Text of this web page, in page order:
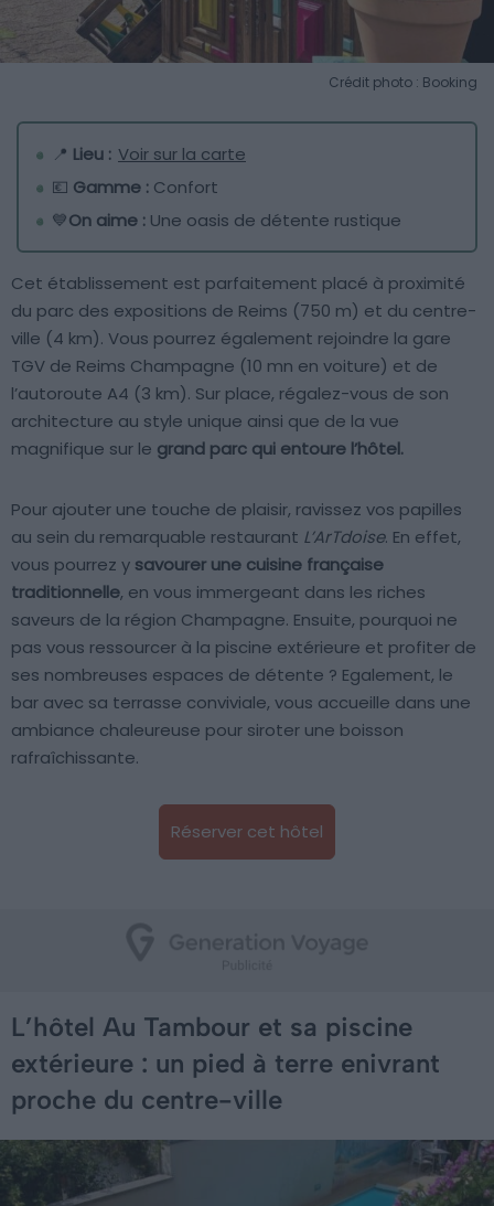
Crédit photo : Booking
📍 Lieu : Voir sur la carte
💶 Gamme : Confort
💙On aime : Une oasis de détente rustique
Cet établissement est parfaitement placé à proximité
du parc des expositions de Reims (750 m) et du centre-
ville (4 km). Vous pourrez également rejoindre la gare
TGV de Reims Champagne (10 mn en voiture) et de
l’autoroute A4 (3 km). Sur place, régalez-vous de son
architecture au style unique ainsi que de la vue
magnifique sur le grand parc qui entoure l’hôtel.
Pour ajouter une touche de plaisir, ravissez vos papilles
au sein du remarquable restaurant L’ArTdoise. En effet,
vous pourrez y savourer une cuisine française
traditionnelle, en vous immergeant dans les riches
saveurs de la région Champagne. Ensuite, pourquoi ne
pas vous ressourcer à la piscine extérieure et profiter de
ses nombreuses espaces de détente ? Egalement, le
bar avec sa terrasse conviviale, vous accueille dans une
ambiance chaleureuse pour siroter une boisson
rafraîchissante.
Réserver cet hôtel
L’hôtel Au Tambour et sa piscine
extérieure : un pied à terre enivrant
proche du centre-ville